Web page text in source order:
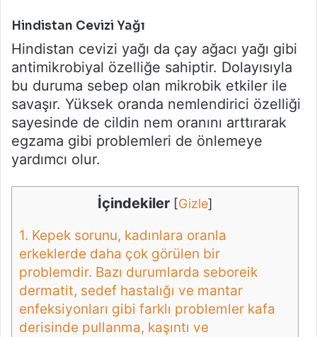
Hindistan Cevizi Yağı
Hindistan cevizi yağı da çay ağacı yağı gibi
antimikrobiyal özelliğe sahiptir. Dolayısıyla
bu duruma sebep olan mikrobik etkiler ile
savaşır. Yüksek oranda nemlendirici özelliği
sayesinde de cildin nem oranını arttırarak
egzama gibi problemleri de önlemeye
yardımcı olur.
İçindekiler [Gizle]
1. Kepek sorunu, kadınlara oranla
erkeklerde daha çok görülen bir
problemdir. Bazı durumlarda seboreik
dermatit, sedef hastalığı ve mantar
enfeksiyonları gibi farklı problemler kafa
derisinde pullanma, kaşıntı ve